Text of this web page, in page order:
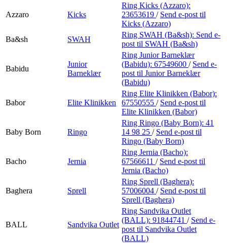
Azzaro Kicks
Ring Kicks (Azzaro):
23653619 / Send e-post til
Kicks (Azzaro)
Ba&sh
SWAH
Ring SWAH (Ba&sh): Send e-
post til SWAH (Ba&sh)
Babidu
Junior
Barneklær
Ring Junior Barneklær
(Babidu): 67549600 / Send e-
post til Junior Barneklær
(Babidu)
Babor Elite Klinikken
Ring Elite Klinikken (Babor):
67550555 / Send e-post til
Elite Klinikken (Babor)
Baby Born Ringo
Ring Ringo (Baby Born): 41
14 98 25 / Send e-post til
Ringo (Baby Born)
Bacho Jernia
Ring Jernia (Bacho):
67566611 / Send e-post til
Jernia (Bacho)
Baghera Sprell
Ring Sprell (Baghera):
57006004 / Send e-post til
Sprell (Baghera)
BALL Sandvika Outlet
Ring Sandvika Outlet
(BALL): 91844741 / Send e-
post til Sandvika Outlet
(BALL)